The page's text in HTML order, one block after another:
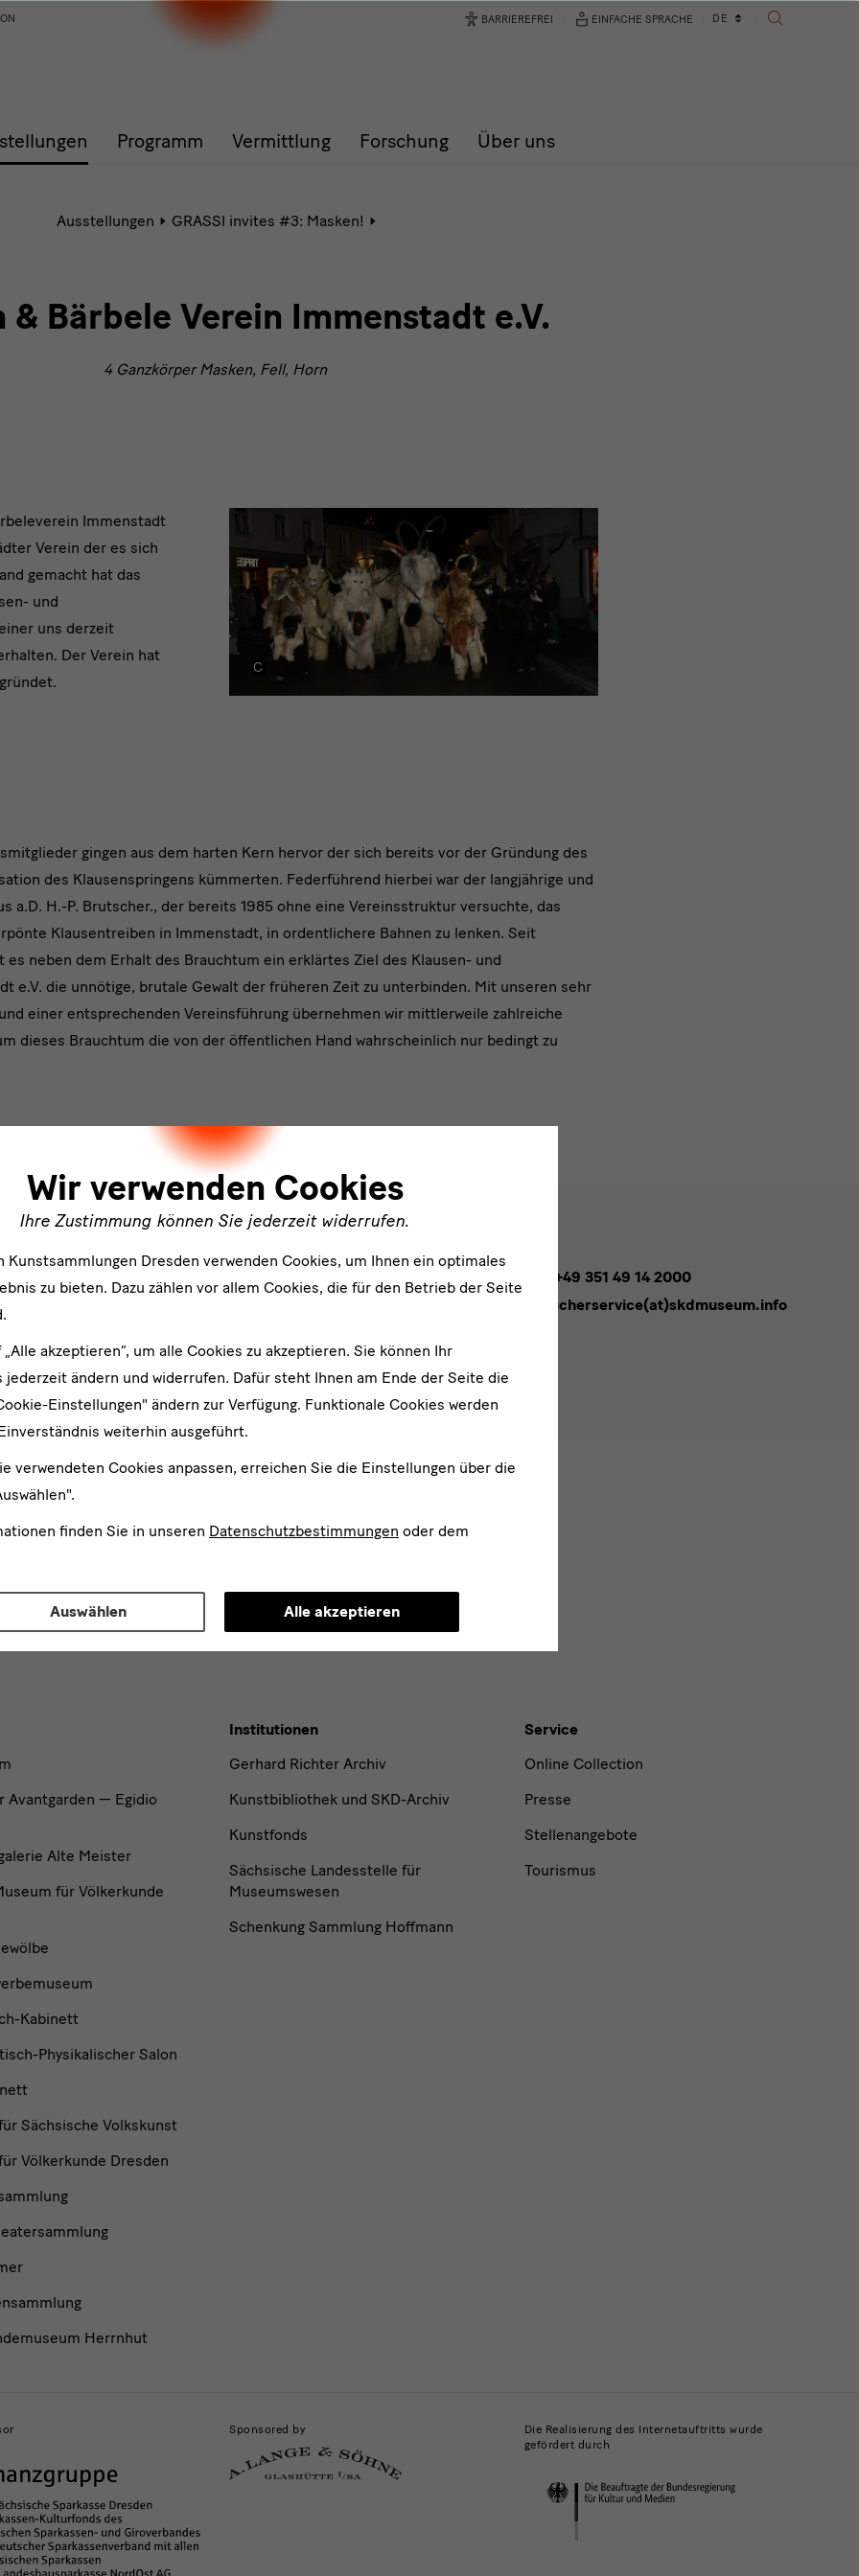
Programm Vermittlung Forschung Über uns
BARRIEREFREI EINFACHE SPRACHE
Sprachwechsler
DE
SUCHE
Ausstellungen GRASSI invites #3: Masken!
Immenstadt
e.V.
& Bärbele Verein Immenstadt e.V.
4 Ganzkörper Masken, Fell, Horn
Immenstadt
Verein der es sich
gemacht hat das
und
uns derzeit
Der Verein hat
gingen aus dem harten Kern hervor der sich bereits vor der Gründung des
des Klausenspringens kümmerten. Federführend hierbei war der langjährige und
a.D. H.-P. Brutscher., der bereits 1985 ohne eine Vereinsstruktur versuchte, das
Klausentreiben in Immenstadt, in ordentlichere Bahnen zu lenken. Seit
es neben dem Erhalt des Brauchtum ein erklärtes Ziel des Klausen- und
e.V. die unnötige, brutale Gewalt der früheren Zeit zu unterbinden. Mit unseren sehr
einer entsprechenden Vereinsführung übernehmen wir mittlerweile zahlreiche
dieses Brauchtum die von der öffentlichen Hand wahrscheinlich nur bedingt zu
Wir verwenden Cookies
Ihre Zustimmung können Sie jederzeit widerrufen.
Kunstsammlungen Dresden verwenden Cookies, um Ihnen ein optimales
zu bieten. Dazu zählen vor allem Cookies, die für den Betrieb der Seite
akzeptieren“, um alle Cookies zu akzeptieren. Sie können Ihr
jederzeit ändern und widerrufen. Dafür steht Ihnen am Ende der Seite die
Einstellungen" ändern zur Verfügung. Funktionale Cookies werden
weiterhin ausgeführt.
verwendeten Cookies anpassen, erreichen Sie die Einstellungen über die
finden Sie in unseren Datenschutzbestimmungen oder dem
Auswählen Alle akzeptieren
derDatenschutzerklärungzu.*
Sie mindestens einen Newsletter aus.
abonnieren*
des Albertinum
Tourismus
Tel. +49 351 49 14 2000
besucherservice(at)skdmuseum.info
Staatliche
Avantgarden — Egidio
Alte Meister
für Völkerkunde
Kabinett
Physikalischer Salon
Sächsische Volkskunst
Völkerkunde Dresden
Herrnhut
Institutionen
Gerhard Richter Archiv
Kunstbibliothek und SKD-Archiv
Kunstfonds
Sächsische Landesstelle für
Museumswesen
Schenkung Sammlung Hoffmann
Service
Online Collection
Presse
Stellenangebote
Tourismus
Sponsored by
Die Realisierung des Internetauftritts wurde
gefördert durch